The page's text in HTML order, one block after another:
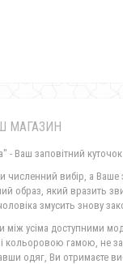
МАГАЗИН
- Ваш заповітний
численний вибір, а Ваше
образ, який вразить
змусить знову
між усіма доступними
кольоровою гамою, не
одяг, Ви отримаєте